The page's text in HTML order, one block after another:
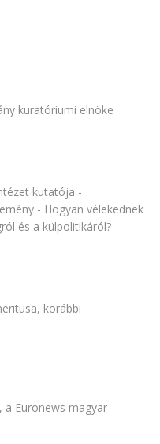
kuratóriumi elnöke
kutatója -
- Hogyan vélekednek
és a külpolitikáról?
korábbi
a Euronews magyar